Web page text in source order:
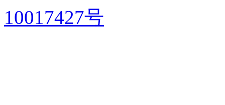
10017427号